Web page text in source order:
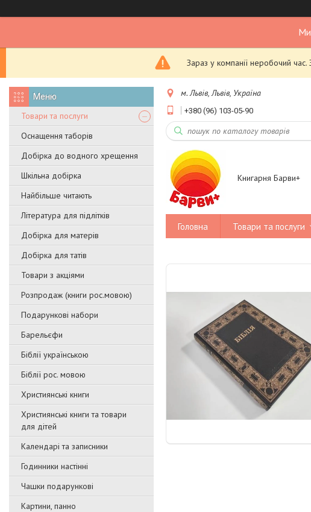
Ми
Зараз у компанії неробочий
Товари та послуги
Оснащення таборів
Добірка до водного хрещення
Шкільна добірка
Найбільше читають
Література для підлітків
Добірка для матерів
Добірка для татів
Товари з акціями
Розпродаж (книги рос.мовою)
Подарункові набори
Барельєфи
Біблії українською
Біблії рос. мовою
Християнські книги
Християнські книги та товари
для дітей
Календарі та записники
Годинники настінні
Чашки подарункові
Картини, панно
м. Львів, Львів, Україна
+380 (96) 103-05-90
Книгарня Барви+
Головна Товари та послуги